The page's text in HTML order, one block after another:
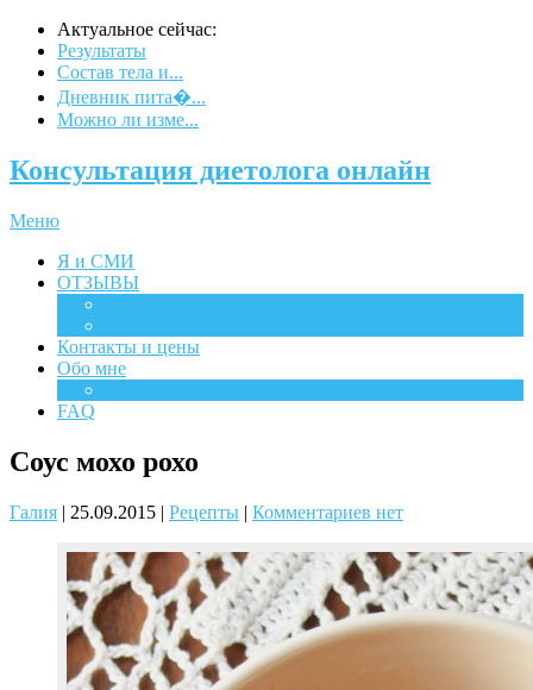
Актуальное сейчас:
Результаты
Состав тела и...
Дневник пита�...
Можно ли изме...
Консультация диетолога онлайн
Меню
Я и СМИ
ОТЗЫВЫ
Контакты и цены
Обо мне
FAQ
Соус мохо рохо
Галия | 25.09.2015 | Рецепты | Комментариев нет